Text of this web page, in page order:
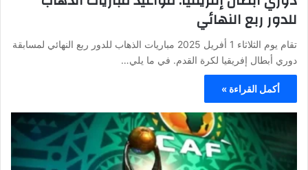
للدور ربع النهائي
تقام يوم الثلاثاء 1 أفريل 2025 مباريات الذهاب للدور ربع النهائي لمسابقة
دوري أبطال إفريقيا لكرة القدم. في ما يلي…
أكمل القراءة »